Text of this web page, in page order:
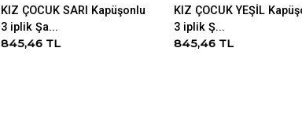
KIZ ÇOCUK SARI Kapüşonlu
3 iplik Şa...
845,46 TL
KIZ ÇOCUK YEŞİL
3 iplik Ş...
845,46 TL